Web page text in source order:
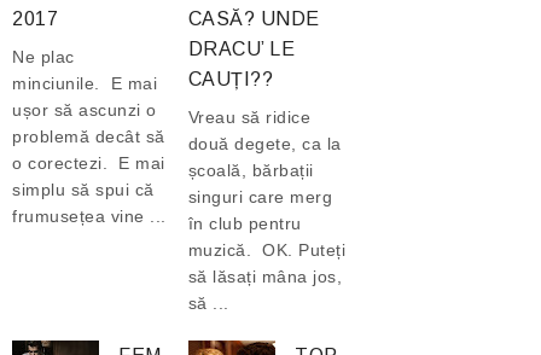
2017
Ne plac
minciunile. E mai
ușor să ascunzi o
problemă decât să
o corectezi. E mai
simplu să spui că
frumusețea vine ...
CASĂ? UNDE
DRACU’ LE
CAUȚI??
Vreau să ridice
două degete, ca la
școală, bărbații
singuri care merg
în club pentru
muzică. OK. Puteți
să lăsați mâna jos,
să ...